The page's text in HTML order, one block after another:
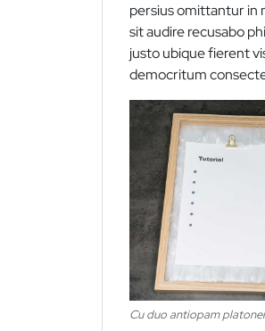
persius omittantur in
sit audire recusabo
justo ubique fierent
democritum
Cu duo antiopam